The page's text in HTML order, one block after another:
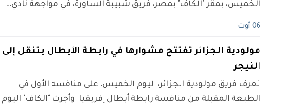
الخميس، بمقر "الكاف" بمصر، فريق شبيبة الساورة، في مواجهة نادي…
06 أوت
مولودية الجزائر تفتتح مشوارها في رابطة الأبطال بتنقل إلى
النيجر
تعرف فريق مولودية الجزائر، اليوم الخميس، على منافسه الأول في
الطبعة المقبلة من منافسة رابطة أبطال إفريقيا. وأجرت "الكاف" اليوم